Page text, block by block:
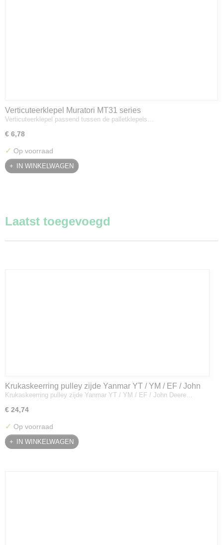
Verticuteerklepel Muratori MT31 series
Verticuteerklepel passend tussen de palletklepels…
€ 6,78
✓ Op voorraad
IN WINKELWAGEN
Laatst toegevoegd
Krukaskeerring pulley zijde Yanmar YT / YM / EF / John
Deere - 119934-01800
Krukaskeerring pulley zijde Yanmar YT / YM / EF / John Deere…
€ 24,74
✓ Op voorraad
IN WINKELWAGEN